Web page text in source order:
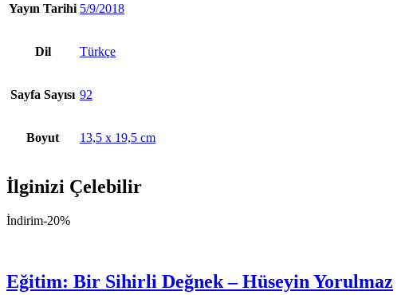
Yayın Tarihi 5/9/2018
Dil Türkçe
Sayfa Sayısı 92
Boyut 13,5 x 19,5 cm
İlginizi Çelebilir
İndirim-20%
Eğitim: Bir Sihirli Değnek – Hüseyin Yorulmaz